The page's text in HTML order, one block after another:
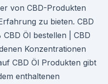
von CBD-Produkten
zu bieten. CBD
Öl bestellen | CBD
Konzentrationen
CBD Öl Produkten gibt
enthaltenen